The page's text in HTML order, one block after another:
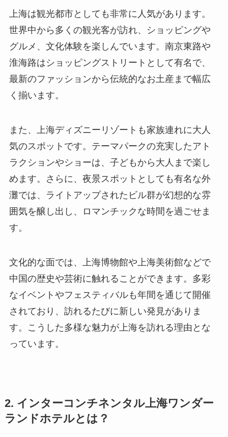
上海は観光都市としても非常に人気があります。
世界中から多くの観光客が訪れ、ショッピングや
グルメ、文化体験を楽しんでいます。南京東路や
淮海路はショッピングストリートとして有名で、
最新のファッションから伝統的なお土産まで幅広
く揃います。
また、上海ディズニーリゾートも家族連れに大人
気のスポットです。テーマパークの充実したアト
ラクションやショーは、子どもから大人まで楽し
めます。さらに、夜景スポットとしても有名な外
灘では、ライトアップされたビル群が幻想的な雰
囲気を醸し出し、ロマンチックな時間を過ごせま
す。
文化的な面では、上海博物館や上海美術館などで
中国の歴史や芸術に触れることができます。多彩
なイベントやフェスティバルも年間を通じて開催
されており、訪れるたびに新しい発見がありま
す。こうした多様な魅力が上海を訪れる理由とな
っています。
2. インターコンチネンタル上海ワンダー
ランドホテルとは？